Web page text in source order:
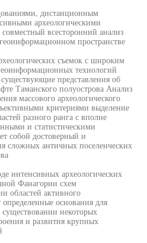
дистанционным
археологическими
всесторонний анализ
пространстве
съемок с широким
технологий
представления об
Таманского полуострова Анализ
массового археологического
критериями выделение
разного ранга с вполне
и статистическими
собой достоверный и
сложных античных поселенческих
интенсивных археологических
Фанагории схем
областей активного
определенные основания для
некоторых
и развития крупных